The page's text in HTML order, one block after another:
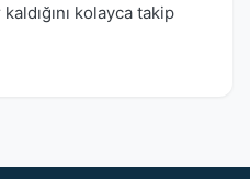
kolayca takip